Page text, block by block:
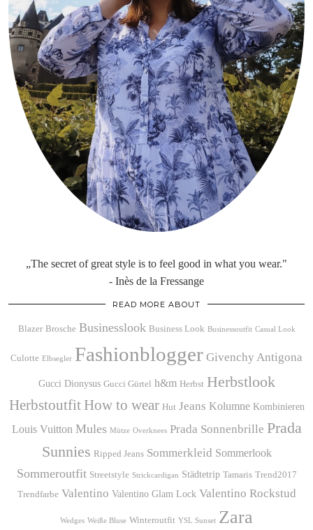
„The secret of great style is to feel good in what you wear."
- Inès de la Fressange
READ MORE ABOUT
Blazer Brosche Businesslook Business Look Businessoutfit Casual Look
Culotte Elbsegler Fashionblogger Givenchy Antigona
Gucci Dionysus Gucci Gürtel h&m Herbst Herbstlook
Herbstoutfit How to wear Hut Jeans Kolumne Kombinieren
Louis Vuitton Mules Mütze Overknees Prada Sonnenbrille Prada
Sunnies Ripped Jeans Sommerkleid Sommerlook
Sommeroutfit Streetstyle Strickcardigan Städtetrip Tamaris Trend2017
Trendfarbe Valentino Valentino Glam Lock Valentino Rockstud
Wedges Weiße Bluse Winteroutfit YSL Sunset Zara